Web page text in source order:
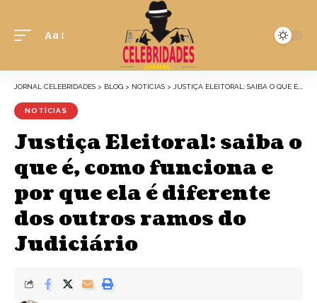
Aa
JORNAL CELEBRIDADES > BLOG > NOTÍCIAS > JUSTIÇA ELEITORAL: SAIBA O QUE É, COMO FUNCIONA E POR QUE ELA É DIFERENTE DOS OUTROS RAMOS DO JUDICIÁRIO
NOTÍCIAS
Justiça Eleitoral: saiba o
que é, como funciona e
por que ela é diferente
dos outros ramos do
Judiciário